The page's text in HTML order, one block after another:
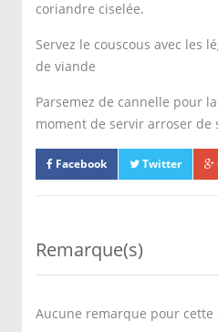
coriandre ciselée.
Servez le couscous avec les
de viande
Parsemez de cannelle pour
moment de servir arroser de
Facebook Twitter
Remarque(s)
Aucune remarque pour cette